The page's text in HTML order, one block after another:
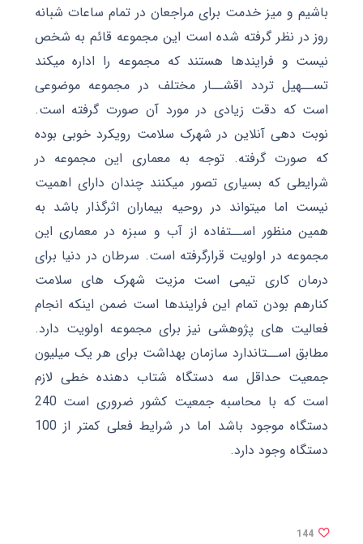
باشیم و میز خدمت برای مراجعان در تمام ساعات شبانه
روز در نظر گرفته شده است این مجموعه قائم به شخص
نیست و فرایندها هستند که مجموعه را اداره میکند
تســهیل تردد اقشــار مختلف در مجموعه موضوعی
است که دقت زیادی در مورد آن صورت گرفته است.
نوبت دهی آنلاین در شهرک سلامت رویکرد خوبی بوده
که صورت گرفته. توجه به معماری این مجموعه در
شرایطی که بسیاری تصور میکنند چندان دارای اهمیت
نیست اما میتواند در روحیه بیماران اثرگذار باشد به
همین منظور اســتفاده از آب و سبزه در معماری این
مجموعه در اولویت قرارگرفته است. سرطان در دنیا برای
درمان کاری تیمی است مزیت شهرک های سلامت
کنارهم بودن تمام این فرایندها است ضمن اینکه انجام
فعالیت های پژوهشی نیز برای مجموعه اولویت دارد.
مطابق اســتاندارد سازمان بهداشت برای هر یک میلیون
جمعیت حداقل سه دستگاه شتاب دهنده خطی لازم
است که با محاسبه جمعیت کشور ضروری است 240
دستگاه موجود باشد اما در شرایط فعلی کمتر از 100
دستگاه وجود دارد.
144